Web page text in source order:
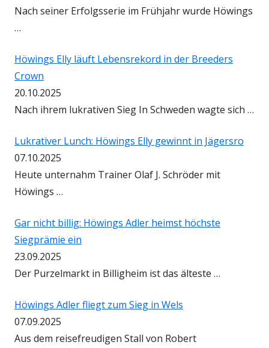
Nach seiner Erfolgsserie im Frühjahr wurde Höwings
…
Höwings Elly läuft Lebensrekord in der Breeders
Crown
20.10.2025
Nach ihrem lukrativen Sieg In Schweden wagte sich …
Lukrativer Lunch: Höwings Elly gewinnt in Jägersro
07.10.2025
Heute unternahm Trainer Olaf J. Schröder mit
Höwings …
Gar nicht billig: Höwings Adler heimst höchste
Siegprämie ein
23.09.2025
Der Purzelmarkt in Billigheim ist das älteste …
Höwings Adler fliegt zum Sieg in Wels
07.09.2025
Aus dem reisefreudigen Stall von Robert